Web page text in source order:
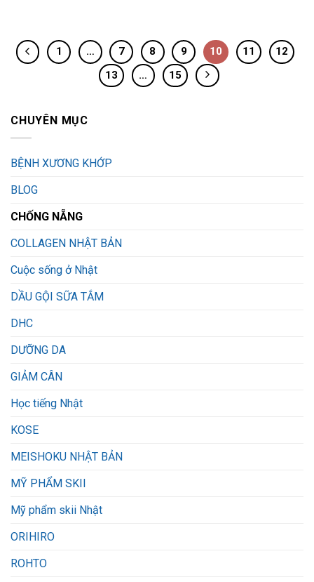
1 … 7 8 9 10 11
12
13
… 15
CHUYÊN MỤC
BỆNH XƯƠNG KHỚP
BLOG
CHỐNG NẴNG
COLLAGEN NHẬT BẢN
Cuộc sống ở Nhật
DẦU GỘI SỮA TẮM
DHC
DƯỠNG DA
GIẢM CÂN
Học tiếng Nhật
KOSE
MEISHOKU NHẬT BẢN
MỸ PHẨM SKII
Mỹ phẩm skii Nhật
ORIHIRO
ROHTO